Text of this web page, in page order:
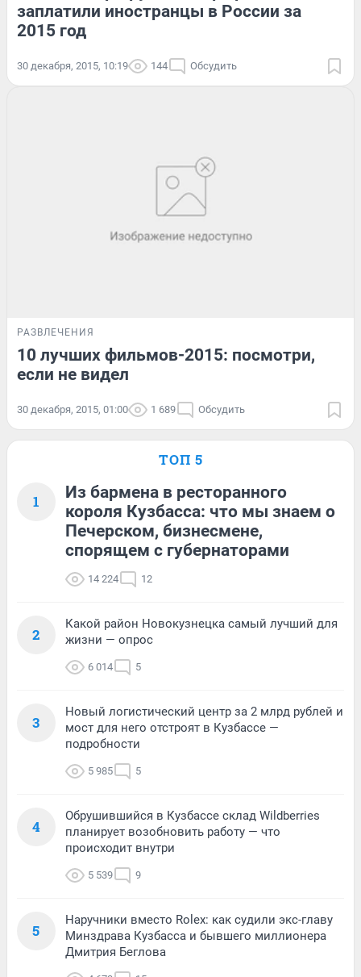
заплатили иностранцы в России за
2015 год
30 декабря, 2015, 10:19 144 Обсудить
РАЗВЛЕЧЕНИЯ
10 лучших фильмов-2015: посмотри,
если не видел
30 декабря, 2015, 01:00 1 689 Обсудить
ТОП 5
1
Из бармена в ресторанного
короля Кузбасса: что мы знаем о
Печерском, бизнесмене,
спорящем с губернаторами
14 224 12
2
Какой район Новокузнецка самый лучший для
жизни — опрос
6 014 5
3
Новый логистический центр за 2 млрд рублей и
мост для него отстроят в Кузбассе —
подробности
5 985 5
4
Обрушившийся в Кузбассе склад Wildberries
планирует возобновить работу — что
происходит внутри
5 539 9
5
Наручники вместо Rolex: как судили экс-главу
Минздрава Кузбасса и бывшего миллионера
Дмитрия Беглова